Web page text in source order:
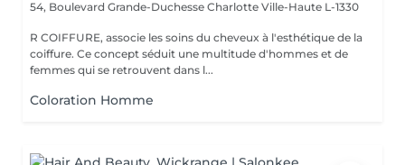
54, Boulevard Grande-Duchesse Charlotte Ville-Haute L-1330
R COIFFURE, associe les soins du cheveux à l'esthétique de la
coiffure. Ce concept séduit une multitude d'hommes et de
femmes qui se retrouvent dans l...
Coloration Homme